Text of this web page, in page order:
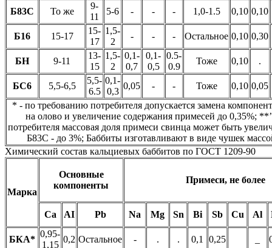
Б83С То же
9-
11
5-6 - - - 1,0-1.5 0,10 0,10
Б16 15-17
15-
17
1,5-
2
- - - Остальное 0,10 0,30
БН 9-11
13-
15
1,5-
2
0,1-
0,7
0,1-
0,5
0.5-
0.9
Тоже 0,10 .
БС6 5,5-6,5
5,5-
6.5
0,1-
0,3
0,05 - - Тоже 0,10 0,05
* - по требованию потребителя допускается замена
на олово и увеличение содержания примесей до 0,35%;
потребителя массовая доля примеси свинца может быть
Б83С - до 3%; Баббиты изготавливают в виде чушек
Химический состав кальциевых баббитов по ГОСТ 1209-90
Марка
Основные
компоненты
Примеси, не более
Са AI Pb Na Mg Sn Bi Sb Cu Al
БКА*
0,95-
1,15
0,2 Остальное - . . 0,1 0,25